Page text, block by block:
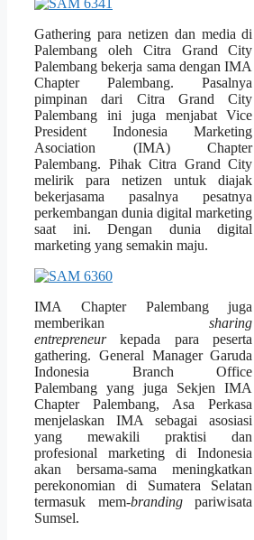
Gathering para netizen dan media di
Palembang oleh Citra Grand City
Palembang bekerja sama dengan IMA
Chapter Palembang. Pasalnya
pimpinan dari Citra Grand City
Palembang ini juga menjabat Vice
President Indonesia Marketing
Asociation (IMA) Chapter
Palembang. Pihak Citra Grand City
melirik para netizen untuk diajak
bekerjasama pasalnya pesatnya
perkembangan dunia digital marketing
saat ini. Dengan dunia digital
marketing yang semakin maju.
IMA Chapter Palembang juga
memberikansharing
entrepreneurkepada para peserta
gathering. General Manager Garuda
Indonesia Branch Office
Palembang yang juga Sekjen IMA
Chapter Palembang, Asa Perkasa
menjelaskan IMA sebagai asosiasi
yang mewakili praktisi dan
profesional marketing di Indonesia
akan bersama-sama meningkatkan
perekonomian di Sumatera Selatan
termasuk mem-brandingpariwisata
Sumsel.